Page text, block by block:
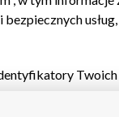
podstawowych